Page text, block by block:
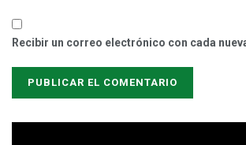
Recibir un correo electrónico con cada